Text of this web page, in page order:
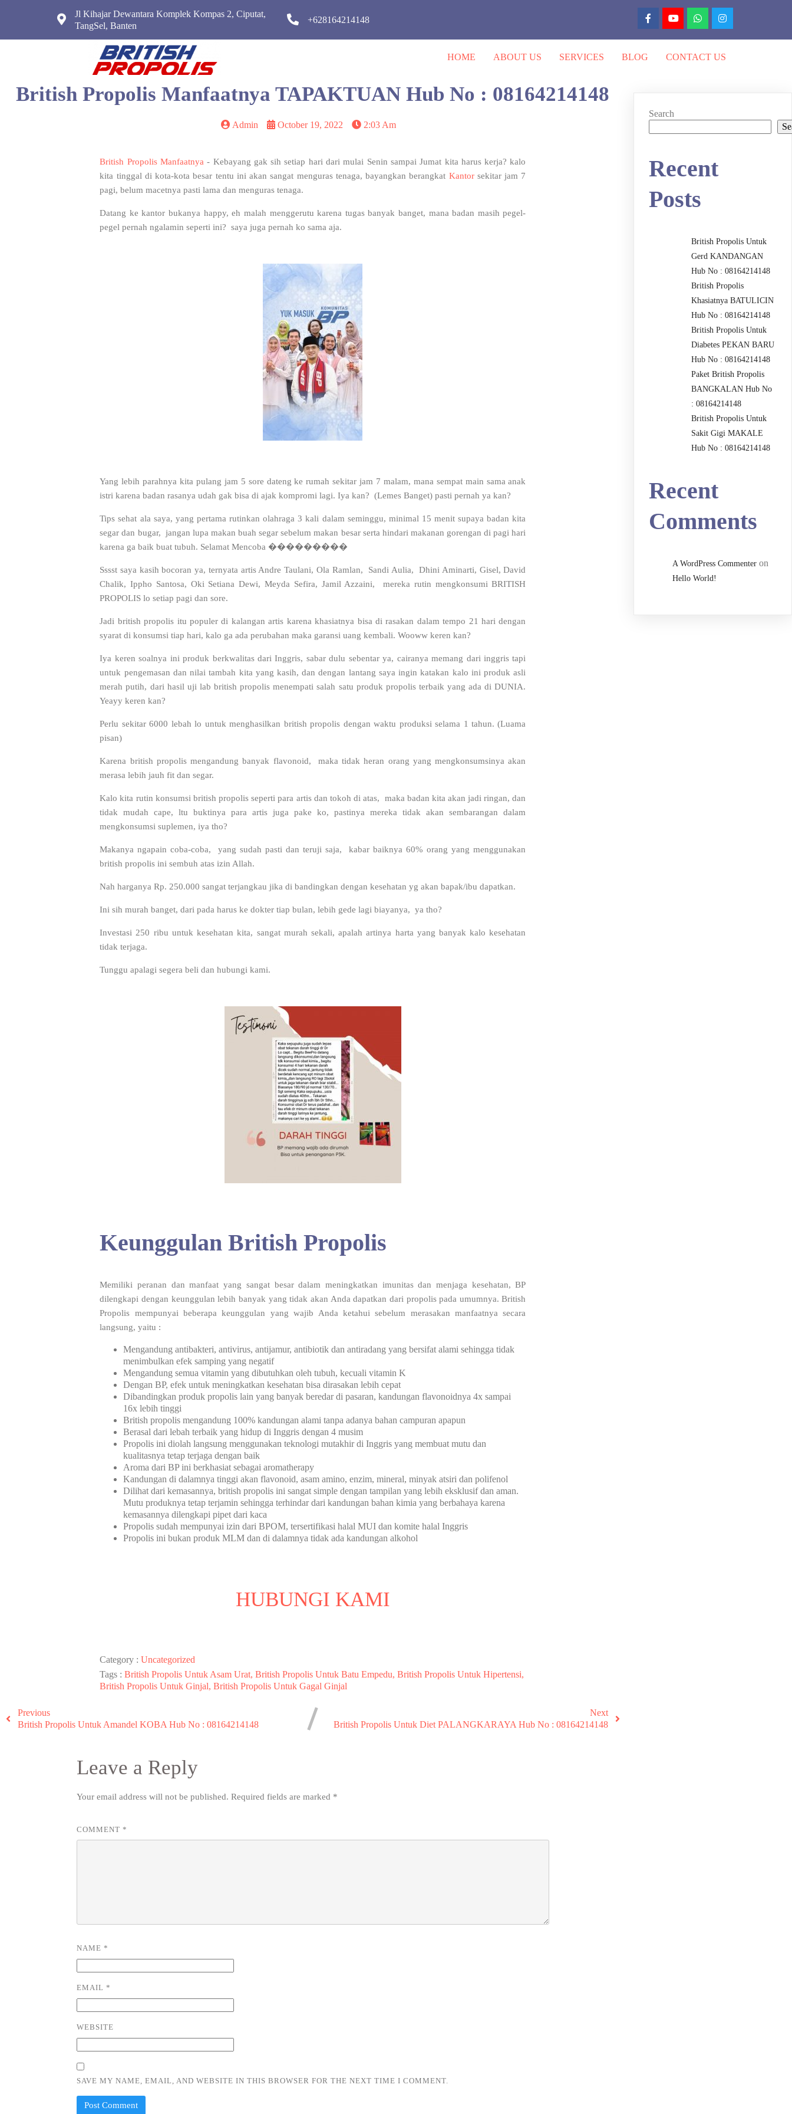
Jl Kihajar Dewantara Komplek Kompas 2, Ciputat,
TangSel, Banten
+628164214148
HOME ABOUT US SERVICES BLOG CONTACT US
British Propolis Manfaatnya TAPAKTUAN Hub No : 08164214148
Admin October 19, 2022 2:03 Am
British Propolis Manfaatnya - Kebayang gak sih setiap hari dari mulai Senin sampai Jumat kita harus kerja? kalo
kita tinggal di kota-kota besar tentu ini akan sangat menguras tenaga, bayangkan berangkat Kantorsekitar jam 7
pagi, belum macetnya pasti lama dan menguras tenaga.
Datang ke kantor bukanya happy, eh malah menggerutu karena tugas banyak banget, mana badan masih pegel-
pegel pernah ngalamin seperti ini? saya juga pernah ko sama aja.
Yang lebih parahnya kita pulang jam 5 sore dateng ke rumah sekitar jam 7 malam, mana sempat main sama anak
istri karena badan rasanya udah gak bisa di ajak kompromi lagi. Iya kan? (Lemes Banget) pasti pernah ya kan?
Tips sehat ala saya, yang pertama rutinkan olahraga 3 kali dalam seminggu, minimal 15 menit supaya badan kita
segar dan bugar, jangan lupa makan buah segar sebelum makan besar serta hindari makanan gorengan di pagi hari
karena ga baik buat tubuh. Selamat Mencoba ���������
Sssst saya kasih bocoran ya, ternyata artis Andre Taulani, Ola Ramlan, Sandi Aulia, Dhini Aminarti, Gisel, David
Chalik, Ippho Santosa, Oki Setiana Dewi, Meyda Sefira, Jamil Azzaini, mereka rutin mengkonsumi BRITISH
PROPOLIS lo setiap pagi dan sore.
Jadi british propolis itu populer di kalangan artis karena khasiatnya bisa di rasakan dalam tempo 21 hari dengan
syarat di konsumsi tiap hari, kalo ga ada perubahan maka garansi uang kembali. Wooww keren kan?
Iya keren soalnya ini produk berkwalitas dari Inggris, sabar dulu sebentar ya, cairanya memang dari inggris tapi
untuk pengemasan dan nilai tambah kita yang kasih, dan dengan lantang saya ingin katakan kalo ini produk asli
merah putih, dari hasil uji lab british propolis menempati salah satu produk propolis terbaik yang ada di DUNIA.
Yeayy keren kan?
Perlu sekitar 6000 lebah lo untuk menghasilkan british propolis dengan waktu produksi selama 1 tahun. (Luama
pisan)
Karena british propolis mengandung banyak flavonoid, maka tidak heran orang yang mengkonsumsinya akan
merasa lebih jauh fit dan segar.
Kalo kita rutin konsumsi british propolis seperti para artis dan tokoh di atas, maka badan kita akan jadi ringan, dan
tidak mudah cape, ltu buktinya para artis juga pake ko, pastinya mereka tidak akan sembarangan dalam
mengkonsumsi suplemen, iya tho?
Makanya ngapain coba-coba, yang sudah pasti dan teruji saja, kabar baiknya 60% orang yang menggunakan
british propolis ini sembuh atas izin Allah.
Nah harganya Rp. 250.000 sangat terjangkau jika di bandingkan dengan kesehatan yg akan bapak/ibu dapatkan.
Ini sih murah banget, dari pada harus ke dokter tiap bulan, lebih gede lagi biayanya, ya tho?
Investasi 250 ribu untuk kesehatan kita, sangat murah sekali, apalah artinya harta yang banyak kalo kesehatan
tidak terjaga.
Tunggu apalagi segera beli dan hubungi kami.
Keunggulan British Propolis
Memiliki peranan dan manfaat yang sangat besar dalam meningkatkan imunitas dan menjaga kesehatan, BP
dilengkapi dengan keunggulan lebih banyak yang tidak akan Anda dapatkan dari propolis pada umumnya. British
Propolis mempunyai beberapa keunggulan yang wajib Anda ketahui sebelum merasakan manfaatnya secara
langsung, yaitu :
Mengandung antibakteri, antivirus, antijamur, antibiotik dan antiradang yang bersifat alami sehingga tidak
menimbulkan efek samping yang negatif
Mengandung semua vitamin yang dibutuhkan oleh tubuh, kecuali vitamin K
Dengan BP, efek untuk meningkatkan kesehatan bisa dirasakan lebih cepat
Dibandingkan produk propolis lain yang banyak beredar di pasaran, kandungan flavonoidnya 4x sampai
16x lebih tinggi
British propolis mengandung 100% kandungan alami tanpa adanya bahan campuran apapun
Berasal dari lebah terbaik yang hidup di Inggris dengan 4 musim
Propolis ini diolah langsung menggunakan teknologi mutakhir di Inggris yang membuat mutu dan
kualitasnya tetap terjaga dengan baik
Aroma dari BP ini berkhasiat sebagai aromatherapy
Kandungan di dalamnya tinggi akan flavonoid, asam amino, enzim, mineral, minyak atsiri dan polifenol
Dilihat dari kemasannya, british propolis ini sangat simple dengan tampilan yang lebih eksklusif dan aman.
Mutu produknya tetap terjamin sehingga terhindar dari kandungan bahan kimia yang berbahaya karena
kemasannya dilengkapi pipet dari kaca
Propolis sudah mempunyai izin dari BPOM, tersertifikasi halal MUI dan komite halal Inggris
Propolis ini bukan produk MLM dan di dalamnya tidak ada kandungan alkohol
HUBUNGI KAMI
Category : Uncategorized
Tags : British Propolis Untuk Asam Urat, British Propolis Untuk Batu Empedu, British Propolis Untuk Hipertensi,
British Propolis Untuk Ginjal, British Propolis Untuk Gagal Ginjal
Previous
British Propolis Untuk Amandel KOBA Hub No : 08164214148
Next
British Propolis Untuk Diet PALANGKARAYA Hub No : 08164214148
Leave a Reply
Your email address will not be published. Required fields are marked *
COMMENT*
NAME*
EMAIL*
WEBSITE
SAVE MY NAME, EMAIL, AND WEBSITE IN THIS BROWSER FOR THE NEXT TIME I COMMENT.
Search
Recent
Posts
British Propolis Untuk
Gerd KANDANGAN
Hub No : 08164214148
British Propolis
Khasiatnya BATULICIN
Hub No : 08164214148
British Propolis Untuk
Diabetes PEKAN BARU
Hub No : 08164214148
Paket British Propolis
BANGKALAN Hub No
: 08164214148
British Propolis Untuk
Sakit Gigi MAKALE
Hub No : 08164214148
Recent
Comments
A WordPress Commenter on
Hello World!